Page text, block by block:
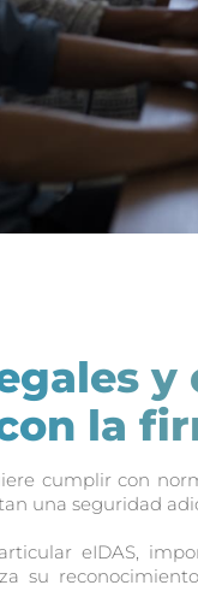
la
cumplir con
una seguridad
eIDAS,
su